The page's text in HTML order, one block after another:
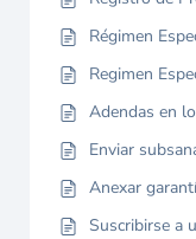
Régimen
Regimen
Adendas en
Enviar
Anexar
Suscribirse a